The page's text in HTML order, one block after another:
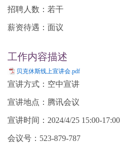
招聘人数：若干
薪资待遇：面议
工作内容描述
贝克休斯线上宣讲会.pdf
宣讲方式：空中宣讲
宣讲地点：腾讯会议
宣讲时间：2024/4/25 15:00-17:00
会议号：523-879-787